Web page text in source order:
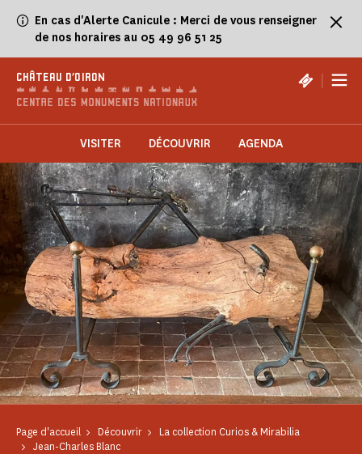
En cas d'Alerte Canicule : Merci de vous renseigner
de nos horaires au 05 49 96 51 25
CHÂTEAU D'OIRON |
VISITER DÉCOUVRIR AGENDA
Page d'accueil Découvrir
La collection Curios & Mirabilia
Jean-Charles Blanc